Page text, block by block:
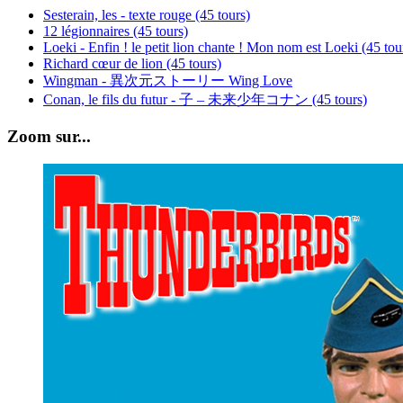
Sesterain, les - texte rouge (45 tours)
12 légionnaires (45 tours)
Loeki - Enfin ! le petit lion chante ! Mon nom est Loeki (45
Richard cœur de lion (45 tours)
Wingman - 異次元ストーリー Wing Love
Conan, le fils du futur - 子 – 未来少年コナン (45 tours)
Zoom sur...